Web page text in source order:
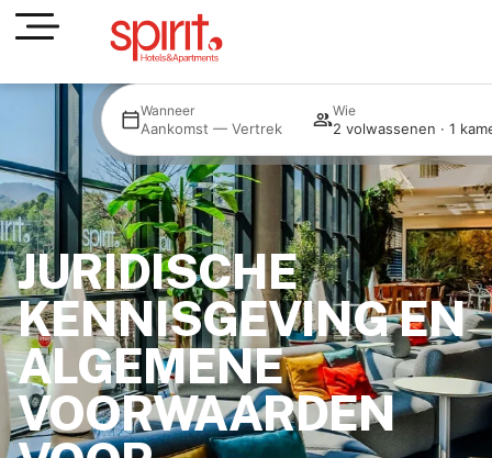
All hotels
Wanneer
Aankomst — Vertrek
Wie
2 volwassenen · 1
JURIDISCHE
KENNISGEVING EN
ALGEMENE
VOORWAARDEN